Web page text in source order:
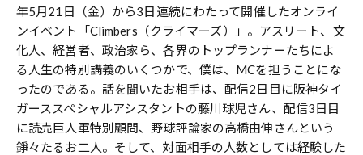
年5月21日（金）から3日連続にわたって開催したオンライ
ンイベント「Climbers（クライマーズ）」。アスリート、文
化人、経営者、政治家ら、各界のトップランナーたちによ
る人生の特別講義のいくつかで、僕は、MCを担うことにな
ったのである。話を聞いたお相手は、配信2日目に阪神タイ
ガーススペシャルアシスタントの藤川球児さん、配信3日目
に読売巨人軍特別顧問、野球評論家の高橋由伸さんという
錚々たるお二人。そして、対面相手の人数としては経験した